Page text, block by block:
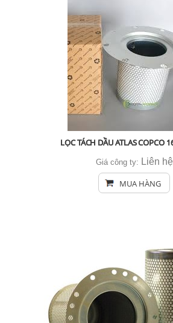
LỌC TÁCH DẦU ATLAS COPCO
Giá công ty: Liên hệ
MUA HÀNG